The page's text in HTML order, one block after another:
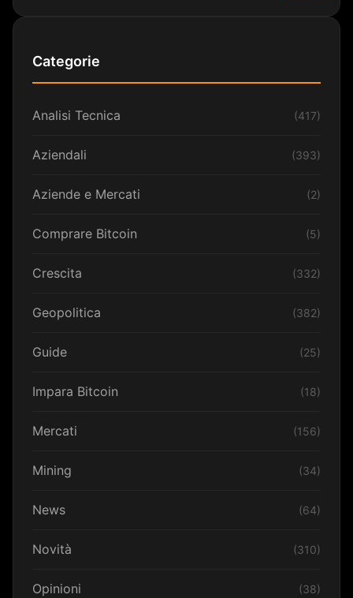
Categorie
Analisi Tecnica (417)
Aziendali (393)
Aziende e Mercati (2)
Comprare Bitcoin (5)
Crescita (332)
Geopolitica (382)
Guide (25)
Impara Bitcoin (18)
Mercati (156)
Mining (34)
News (64)
Novità (310)
Opinioni (38)